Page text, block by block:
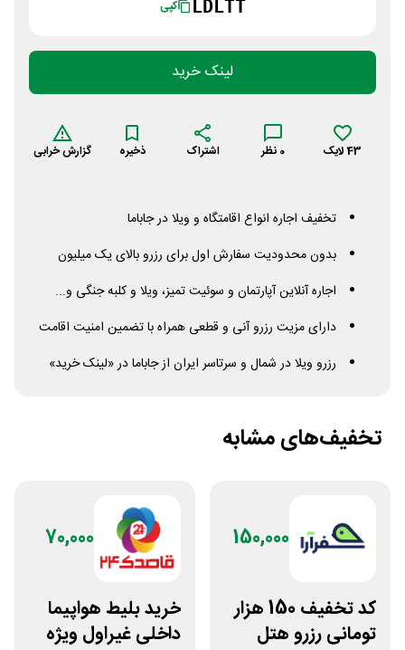
LDLTT کپی
لینک خرید
43لایک 0 نظر اشتراک ذخیره گزارش خرابی
تخفیف اجاره انواع اقامتگاه و ویلا در جاباما
بدون محدودیت سفارش اول برای رزرو بالای یک میلیون
اجاره آنلاین آپارتمان و سوئیت تمیز، ویلا و کلبه جنگی و...
دارای مزیت رزرو آنی و قطعی همراه با تضمین امنیت اقامت
رزرو ویلا در شمال و سرتاسر ایران از جاباما در «لینک خرید»
تخفیف‌های مشابه
150,000
کد تخفیف 150 هزار
تومانی رزرو هتل
70,000
خرید بلیط هواپیما
داخلی غیراول ویژه